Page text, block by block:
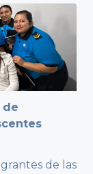
de
de las